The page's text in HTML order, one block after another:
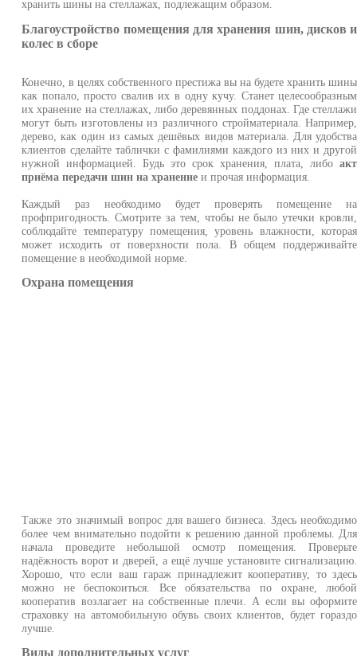
хранить шины на стеллажах, подлежащим образом.
Благоустройство помещения для хранения шин, дисков и
колес в сборе
Конечно, в целях собственного престижа вы на будете хранить шины
как попало, просто свалив их в одну кучу. Станет целесообразным
их хранение на стеллажах, либо деревянных поддонах. Где стеллажи
могут быть изготовлены из различного стройматериала. Например,
дерево, как один из самых дешёвых видов материала. Для удобства
клиентов сделайте таблички с фамилиями каждого из них и другой
нужной информацией. Будь это срок хранения, плата, либоакт
приёма передачи шин на хранение и прочая информация.
Каждый раз необходимо будет проверять помещение на
профпригодность. Смотрите за тем, чтобы не было утечки кровли,
соблюдайте температуру помещения, уровень влажности, которая
может исходить от поверхности пола. В общем поддерживайте
помещение в необходимой норме.
Охрана помещения
Также это значимый вопрос для вашего бизнеса. Здесь необходимо
более чем внимательно подойти к решению данной проблемы. Для
начала проведите небольшой осмотр помещения. Проверьте
надёжность ворот и дверей, а ещё лучше установите сигнализацию.
Хорошо, что если ваш гараж принадлежит кооперативу, то здесь
можно не беспокоиться. Все обязательства по охране, любой
кооператив возлагает на собственные плечи. А если вы оформите
страховку на автомобильную обувь своих клиентов, будет гораздо
лучше.
Виды дополнительных услуг